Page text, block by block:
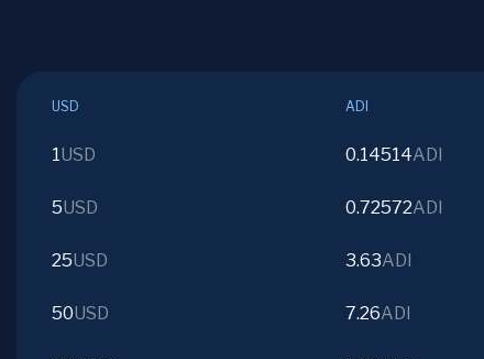
USD ADI
1USD 0.14514ADI
5USD 0.72572ADI
25USD 3.63ADI
50USD 7.26ADI